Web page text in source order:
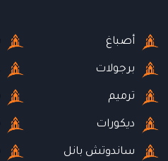
أصباغ
برجولات
ترميم
ديكورات
ساندوتش بانل